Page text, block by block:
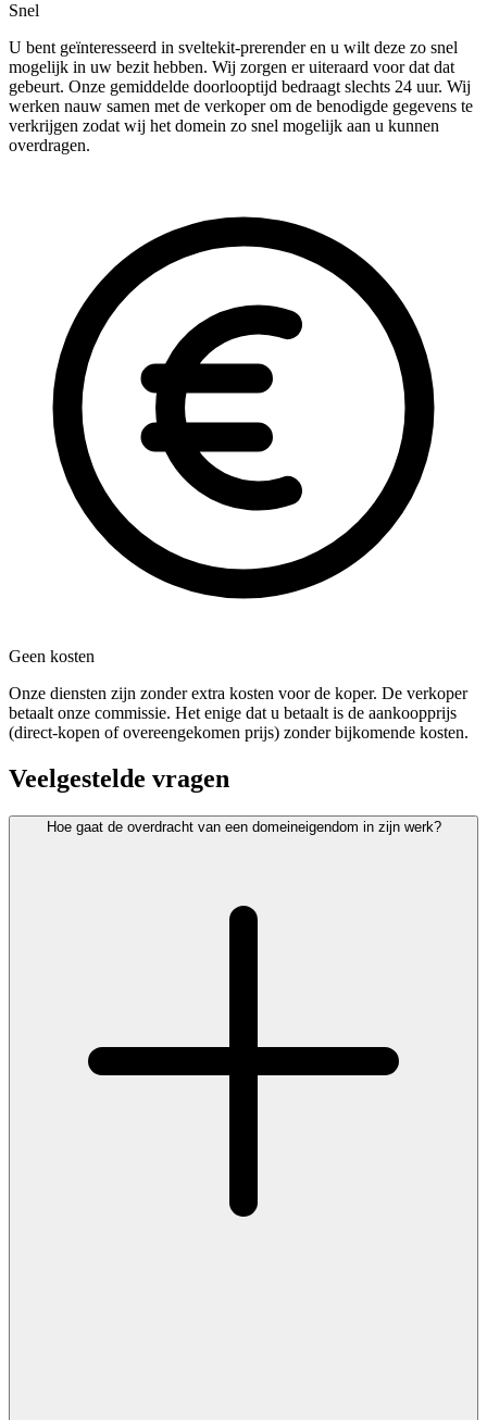
Snel
U bent geïnteresseerd in sveltekit-prerender en u wilt deze zo snel
mogelijk in uw bezit hebben. Wij zorgen er uiteraard voor dat dat
gebeurt. Onze gemiddelde doorlooptijd bedraagt slechts 24 uur. Wij
werken nauw samen met de verkoper om de benodigde gegevens te
verkrijgen zodat wij het domein zo snel mogelijk aan u kunnen
overdragen.
Geen kosten
Onze diensten zijn zonder extra kosten voor de koper. De verkoper
betaalt onze commissie. Het enige dat u betaalt is de aankoopprijs
(direct-kopen of overeengekomen prijs) zonder bijkomende kosten.
Veelgestelde vragen
Hoe gaat de overdracht van een domeineigendom in zijn werk?